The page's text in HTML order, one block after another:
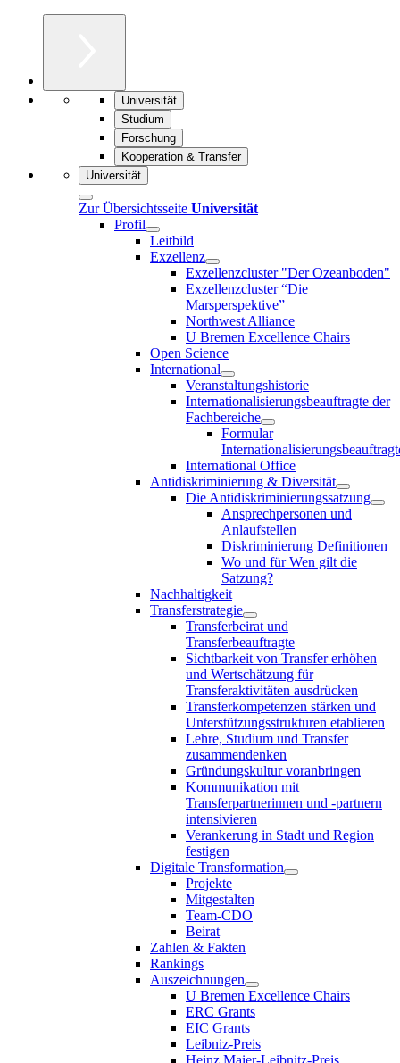
Universität
Studium
Forschung
Kooperation & Transfer
Universität
Zur Übersichtsseite Universität
Profil
Leitbild
Exzellenz
Exzellenzcluster "Der Ozeanboden"
Exzellenzcluster “Die
Marsperspektive”
Northwest Alliance
U Bremen Excellence Chairs
Open Science
International
Veranstaltungshistorie
Internationalisierungsbeauftragte der
Fachbereiche
Formular
International Office
Antidiskriminierung & Diversität
Die Antidiskriminierungssatzung
Ansprechpersonen und
Anlaufstellen
Diskriminierung Definitionen
Wo und für Wen gilt die
Satzung?
Nachhaltigkeit
Transferstrategie
Transferbeirat und
Transferbeauftragte
Sichtbarkeit von Transfer erhöhen
und Wertschätzung für
Transferaktivitäten ausdrücken
Transferkompetenzen stärken und
Unterstützungsstrukturen etablieren
Lehre, Studium und Transfer
zusammendenken
Gründungskultur voranbringen
Kommunikation mit
Transferpartnerinnen und -partnern
intensivieren
Verankerung in Stadt und Region
festigen
Digitale Transformation
Projekte
Mitgestalten
Team-CDO
Beirat
Zahlen & Fakten
Rankings
Auszeichnungen
U Bremen Excellence Chairs
ERC Grants
EIC Grants
Leibniz-Preis
Heinz Maier-Leibnitz-Preis